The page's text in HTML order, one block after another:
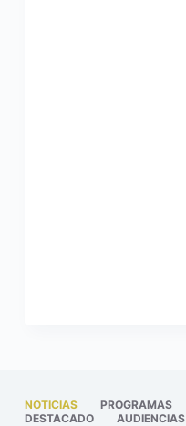
NOTICIAS PROGRAMAS
DESTACADO
AUDIENCIAS